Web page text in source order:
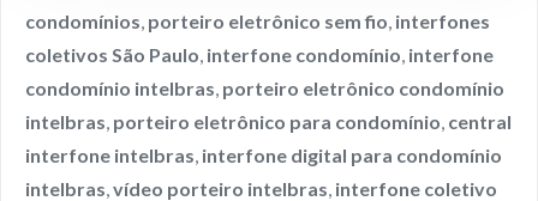
condomínios, porteiro eletrônico sem fio, interfones
coletivos São Paulo, interfone condomínio, interfone
condomínio intelbras, porteiro eletrônico condomínio
intelbras, porteiro eletrônico para condomínio, central
interfone intelbras, interfone digital para condomínio
intelbras,vídeo porteiro intelbras, interfone coletivo